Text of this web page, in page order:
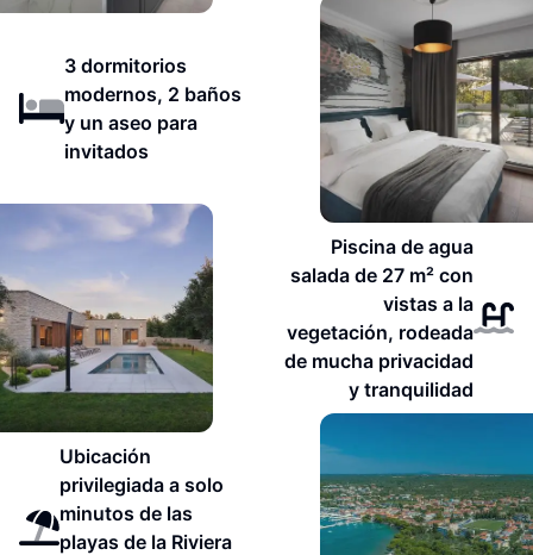
3 dormitorios
modernos, 2 baños
y un aseo para
invitados
Piscina de agua
salada de 27 m² con
vistas a la
vegetación, rodeada
de mucha privacidad
y tranquilidad
Ubicación
privilegiada a solo
minutos de las
playas de la Riviera